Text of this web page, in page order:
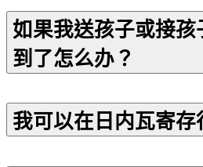
如果我送孩子或接孩
到了怎么办？
我可以在日内瓦寄存